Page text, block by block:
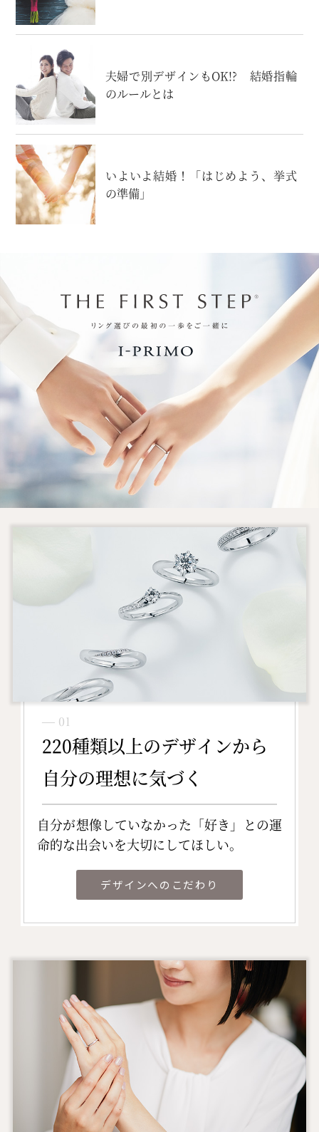
夫婦で別デザインもOK!? 結婚指輪
のルールとは
いよいよ結婚！「はじめよう、挙式
の準備」
― 01
220種類以上のデザインから
自分の理想に気づく
自分が想像していなかった「好き」との運
命的な出会いを大切にしてほしい。
デザインへのこだわり